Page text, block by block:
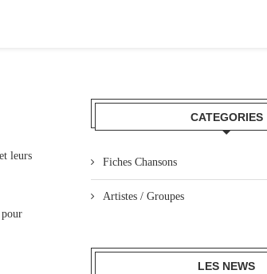
leurs
pour
CATEGORIES
Fiches Chansons
Artistes / Groupes
LES NEWS